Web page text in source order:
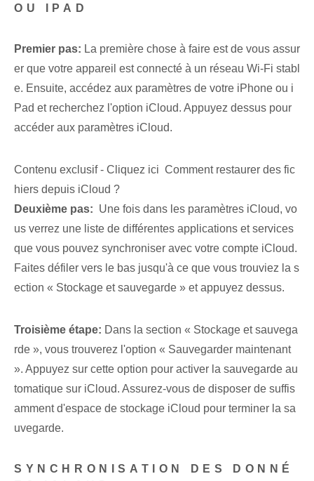
OU IPAD
Premier pas: La première chose à faire est de vous assur
er que votre appareil est connecté à un réseau Wi-Fi stabl
e. Ensuite, accédez aux paramètres de votre iPhone ou i
Pad et recherchez l'option iCloud. Appuyez⁢ dessus⁢ pour
accéder aux paramètres iCloud.
Contenu exclusif - Cliquez ici Comment restaurer des fic
hiers depuis iCloud ?
Deuxième pas: ⁤ Une fois dans les paramètres iCloud, vo
us verrez une liste de différentes applications et services
que vous pouvez synchroniser avec votre compte iCloud.
Faites défiler vers le bas jusqu'à ce que vous trouviez la s
ection « Stockage et sauvegarde » et appuyez dessus.
Troisième étape: Dans la section « Stockage⁢ et sauvega
rde », vous trouverez l'option « Sauvegarder maintenant
». Appuyez⁤ sur cette⁢ option pour activer la sauvegarde au
tomatique sur iCloud. Assurez-vous de disposer de suffis
amment d'espace de stockage iCloud pour terminer la sa
uvegarde.
SYNCHRONISATION DES DONNÉ